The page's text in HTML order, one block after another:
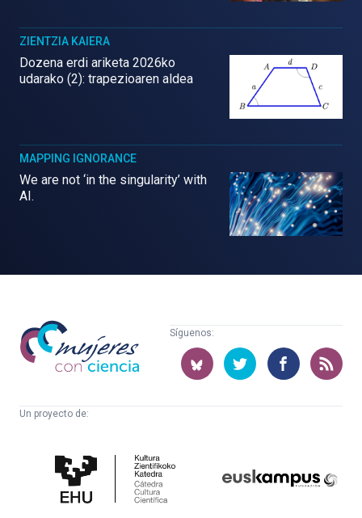
ZIENTZIA KAIERA
Dozena erdi ariketa 2026ko
udarako (2): trapezioaren aldea
MAPPING IGNORANCE
We are not ‘in the singularity’ with
AI.
Mujeres
con
ciencia
Síguenos:
Un proyecto de:
Cultura
Científica